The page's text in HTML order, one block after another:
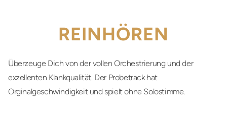
REINHÖREN
Überzeuge Dich von der vollen Orchestrierung und der
exzellenten Klankqualität. Der Probetrack hat
Orginalgeschwindigkeit und spielt ohne Solostimme.